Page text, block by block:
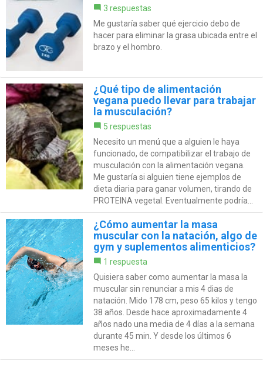
3 respuestas
Me gustaría saber qué ejercicio debo de
hacer para eliminar la grasa ubicada entre el
brazo y el hombro.
¿Qué tipo de alimentación
vegana puedo llevar para trabajar
la musculación?
5 respuestas
Necesito un menú que a alguien le haya
funcionado, de compatibilizar el trabajo de
musculación con la alimentación vegana.
Me gustaría si alguien tiene ejemplos de
dieta diaria para ganar volumen, tirando de
PROTEINA vegetal. Eventualmente podría...
¿Cómo aumentar la masa
muscular con la natación, algo de
gym y suplementos alimenticios?
1 respuesta
Quisiera saber como aumentar la masa la
muscular sin renunciar a mis 4 dias de
natación. Mido 178 cm, peso 65 kilos y tengo
38 años. Desde hace aproximadamente 4
años nado una media de 4 días a la semana
durante 45 min. Y desde los últimos 6
meses he...